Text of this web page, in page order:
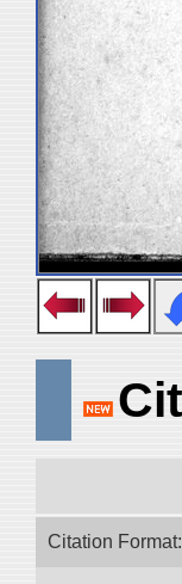
Citation Format: